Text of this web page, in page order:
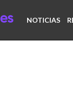
NOTICIAS